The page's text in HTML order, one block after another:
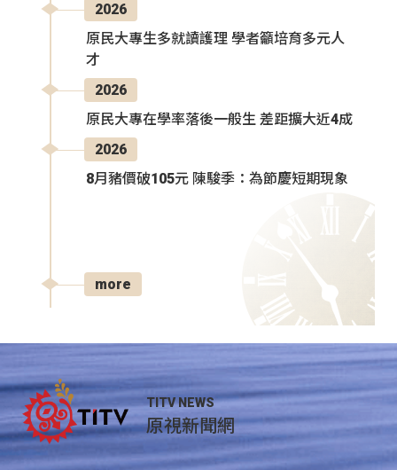
2026
原民大專生多就讀護理 學者籲培育多元人
才
2026
原民大專在學率落後一般生 差距擴大近4成
2026
8月豬價破105元 陳駿季：為節慶短期現象
more
TITV NEWS
原視新聞網